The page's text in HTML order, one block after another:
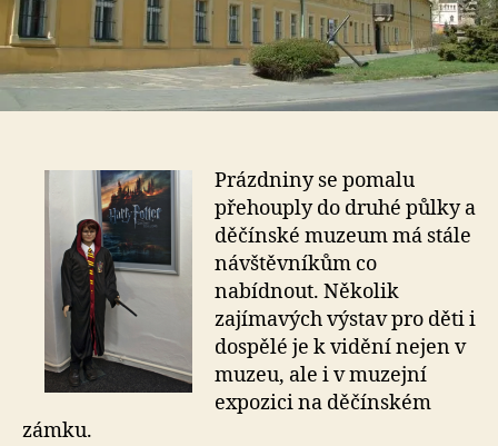
Prázdniny se pomalu
přehouply do druhé půlky a
děčínské muzeum má stále
návštěvníkům co
nabídnout. Několik
zajímavých výstav pro děti i
dospělé je k vidění nejen v
muzeu, ale i v muzejní
expozici na děčínském
zámku.